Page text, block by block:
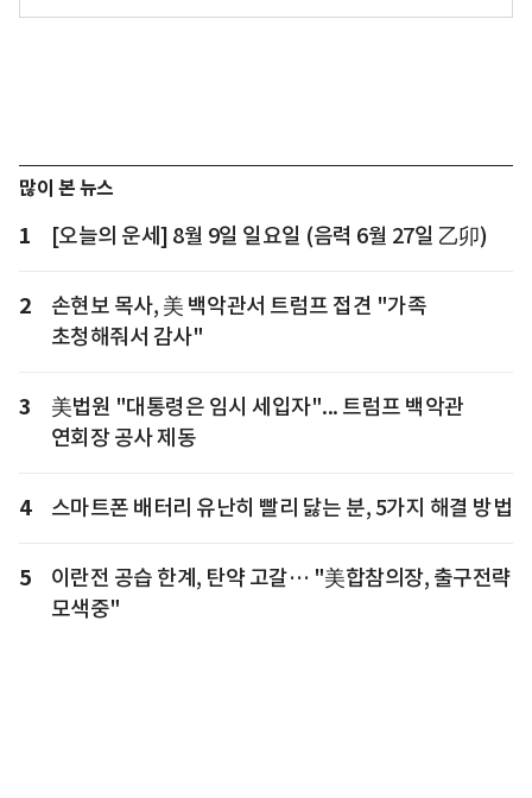
많이 본 뉴스
1 [오늘의 운세] 8월 9일 일요일 (음력 6월 27일 乙卯)
2
손현보 목사, 美 백악관서 트럼프 접견 "가족
초청해줘서 감사"
3
美법원 "대통령은 임시 세입자"... 트럼프 백악관
연회장 공사 제동
4 스마트폰 배터리 유난히 빨리 닳는 분, 5가지 해결 방법
5
이란전 공습 한계, 탄약 고갈… "美합참의장, 출구전략
모색중"